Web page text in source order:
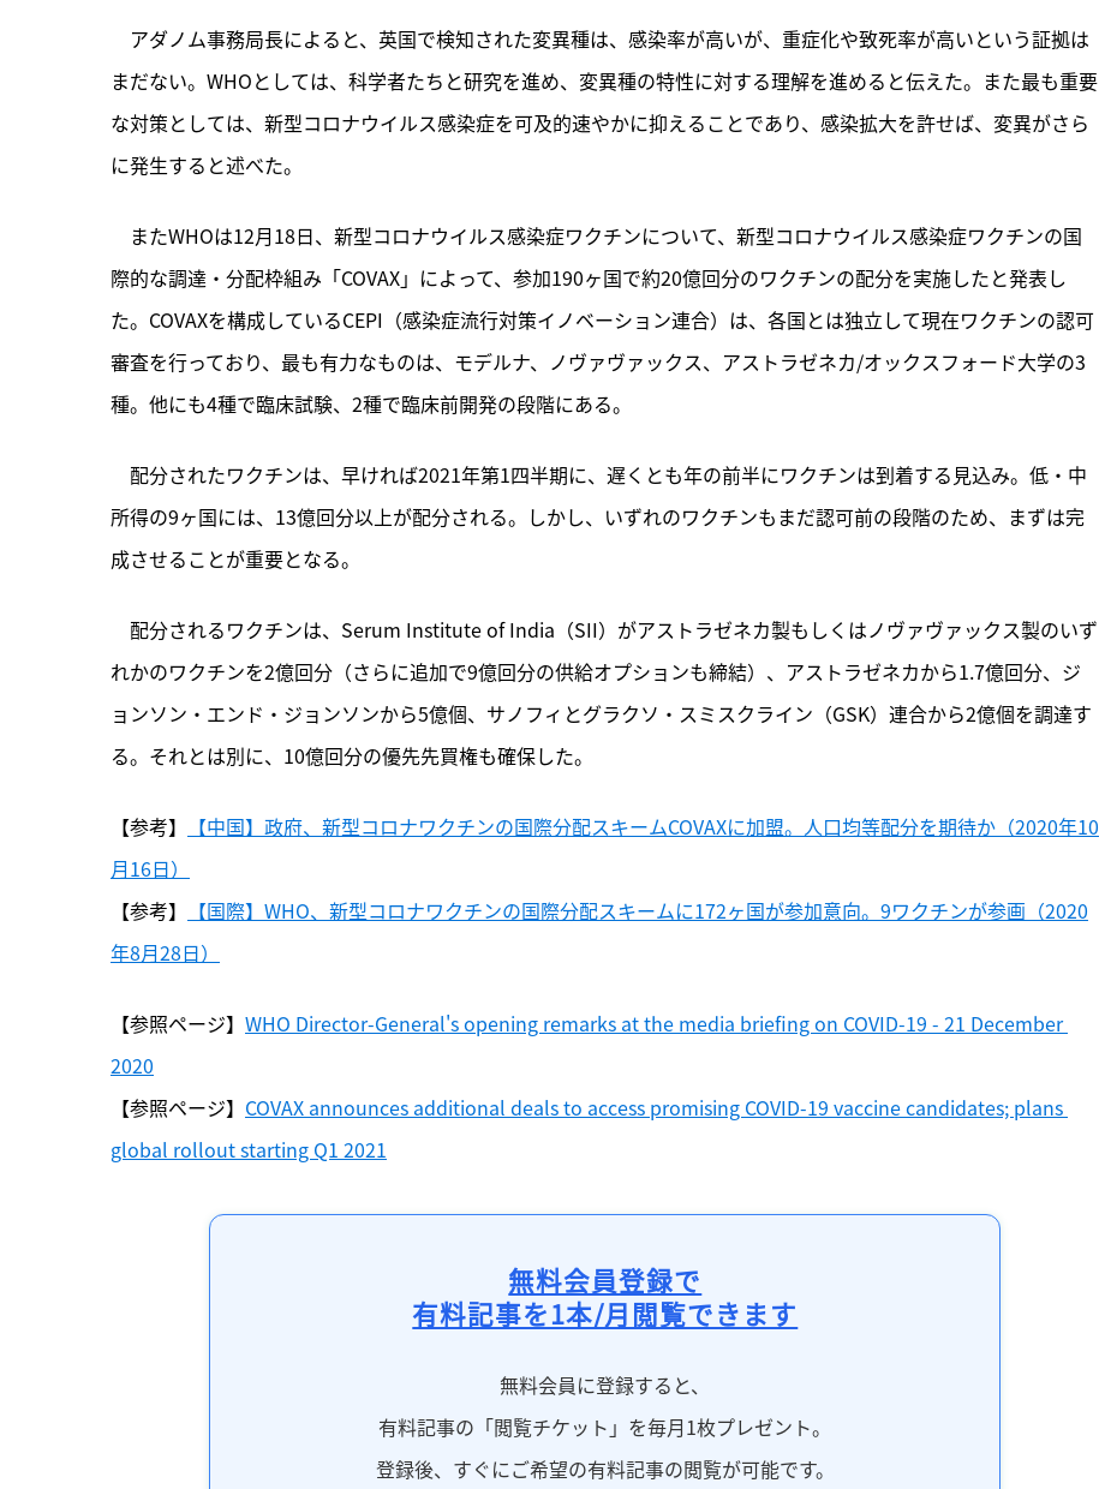
アダノム事務局長によると、英国で検知された変異種は、感染率が高いが、重症化や致死率が高いという証拠は
まだない。WHOとしては、科学者たちと研究を進め、変異種の特性に対する理解を進めると伝えた。また最も重要
な対策としては、新型コロナウイルス感染症を可及的速やかに抑えることであり、感染拡大を許せば、変異がさら
に発生すると述べた。
またWHOは12月18日、新型コロナウイルス感染症ワクチンについて、新型コロナウイルス感染症ワクチンの国
際的な調達・分配枠組み「COVAX」によって、参加190ヶ国で約20億回分のワクチンの配分を実施したと発表し
た。COVAXを構成しているCEPI（感染症流行対策イノベーション連合）は、各国とは独立して現在ワクチンの認可
審査を行っており、最も有力なものは、モデルナ、ノヴァヴァックス、アストラゼネカ/オックスフォード大学の3
種。他にも4種で臨床試験、2種で臨床前開発の段階にある。
配分されたワクチンは、早ければ2021年第1四半期に、遅くとも年の前半にワクチンは到着する見込み。低・中
所得の9ヶ国には、13億回分以上が配分される。しかし、いずれのワクチンもまだ認可前の段階のため、まずは完
成させることが重要となる。
配分されるワクチンは、Serum Institute of India（SII）がアストラゼネカ製もしくはノヴァヴァックス製のいず
れかのワクチンを2億回分（さらに追加で9億回分の供給オプションも締結）、アストラゼネカから1.7億回分、ジ
ョンソン・エンド・ジョンソンから5億個、サノフィとグラクソ・スミスクライン（GSK）連合から2億個を調達す
る。それとは別に、10億回分の優先先買権も確保した。
【参考】
【中国】政府、新型コロナワクチンの国際分配スキームCOVAXに加盟。人口均等配分を期待か（2020年10
月16日）
【参考】
【国際】WHO、新型コロナワクチンの国際分配スキームに172ヶ国が参加意向。9ワクチンが参画（2020
年8月28日）
【参照ページ】 WHO Director-General's opening remarks at the media briefing on COVID-19 - 21 December
2020
【参照ページ】 COVAX announces additional deals to access promising COVID-19 vaccine candidates; plans
global rollout starting Q1 2021
無料会員登録で
有料記事を1本/月閲覧できます
無料会員に登録すると、
有料記事の「閲覧チケット」を毎月1枚プレゼント。
登録後、すぐにご希望の有料記事の閲覧が可能です。
記事をお気に入りに保存するには
ログイン 会員登録